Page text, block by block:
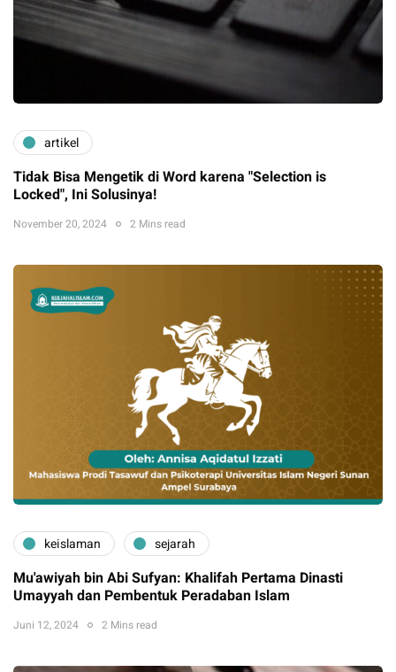
artikel
Tidak Bisa Mengetik di Word karena "Selection is
Locked", Ini Solusinya!
November 20, 2024 2 Mins read
keislaman sejarah
Mu'awiyah bin Abi Sufyan: Khalifah Pertama Dinasti
Umayyah dan Pembentuk Peradaban Islam
Juni 12, 2024 2 Mins read